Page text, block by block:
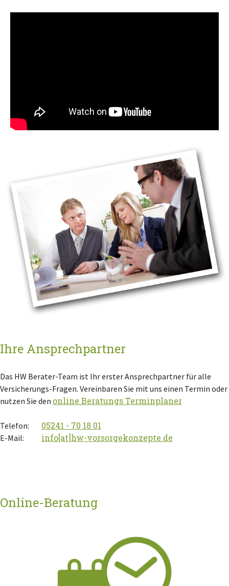
Ihre Ansprechpartner
Das HW Berater-Team ist Ihr erster Ansprechpartner für alle
Versicherungs-Fragen. Vereinbaren Sie mit uns einen Termin oder
nutzen Sie den online Beratungs Terminplaner
Telefon: 05241 - 70 18 01
E-Mail: info[at]hw-vorsorgekonzepte.de
Online-Beratung